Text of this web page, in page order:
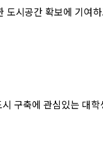
도시공간 확보에 기여
구축에 관심있는 대